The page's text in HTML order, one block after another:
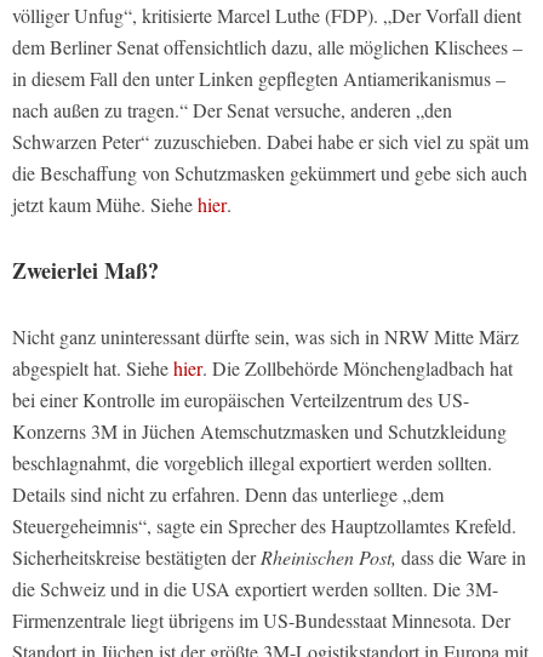
völliger Unfug“, kritisierte Marcel Luthe (FDP). „Der Vorfall dient
dem Berliner Senat offensichtlich dazu, alle möglichen Klischees –
in diesem Fall den unter Linken gepflegten Antiamerikanismus –
nach außen zu tragen.“ Der Senat versuche, anderen „den
Schwarzen Peter“ zuzuschieben. Dabei habe er sich viel zu spät um
die Beschaffung von Schutzmasken gekümmert und gebe sich auch
jetzt kaum Mühe. Siehehier.
Zweierlei Maß?
Nicht ganz uninteressant dürfte sein, was sich in NRW Mitte März
abgespielt hat. Siehehier. Die Zollbehörde Mönchengladbach hat
bei einer Kontrolle im europäischen Verteilzentrum des US-
Konzerns 3M in Jüchen Atemschutzmasken und Schutzkleidung
beschlagnahmt, die vorgeblich illegal exportiert werden sollten.
Details sind nicht zu erfahren. Denn das unterliege „dem
Steuergeheimnis“, sagte ein Sprecher des Hauptzollamtes Krefeld.
Sicherheitskreise bestätigten derRheinischen Post, dass die Ware in
die Schweiz und in die USA exportiert werden sollten. Die 3M-
Firmenzentrale liegt übrigens im US-Bundesstaat Minnesota. Der
Standort in Jüchen ist der größte 3M-Logistikstandort in Europa mit